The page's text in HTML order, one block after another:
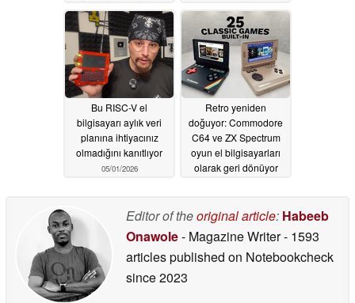
05/08/2026
Bu RISC-V el
bilgisayarı aylık veri
planına ihtiyacınız
olmadığını kanıtlıyor
05/01/2026
Retro yeniden
doğuyor: Commodore
C64 ve ZX Spectrum
oyun el bilgisayarları
olarak geri dönüyor
Editor of theoriginal article: Habeeb
Onawole- Magazine Writer- 1593
articles published on Notebookcheck
since 2023